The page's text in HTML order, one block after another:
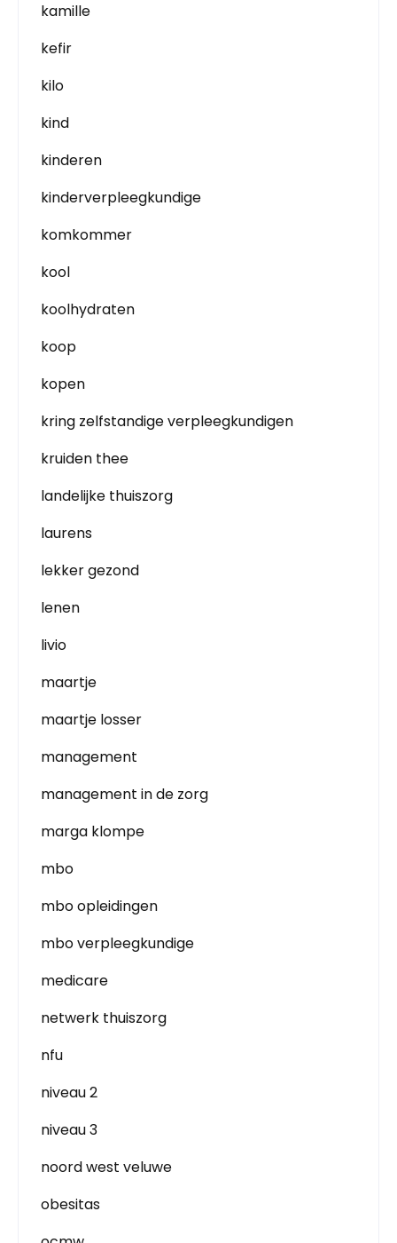
kamille
kefir
kilo
kind
kinderen
kinderverpleegkundige
komkommer
kool
koolhydraten
koop
kopen
kring zelfstandige verpleegkundigen
kruiden thee
landelijke thuiszorg
laurens
lekker gezond
lenen
livio
maartje
maartje losser
management
management in de zorg
marga klompe
mbo
mbo opleidingen
mbo verpleegkundige
medicare
netwerk thuiszorg
nfu
niveau 2
niveau 3
noord west veluwe
obesitas